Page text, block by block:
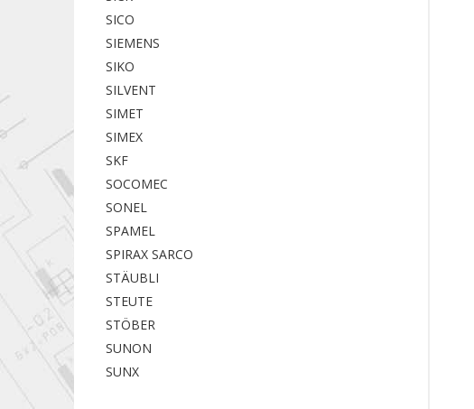
SICO
SIEMENS
SIKO
SILVENT
SIMET
SIMEX
SKF
SOCOMEC
SONEL
SPAMEL
SPIRAX SARCO
STÄUBLI
STEUTE
STÖBER
SUNON
SUNX